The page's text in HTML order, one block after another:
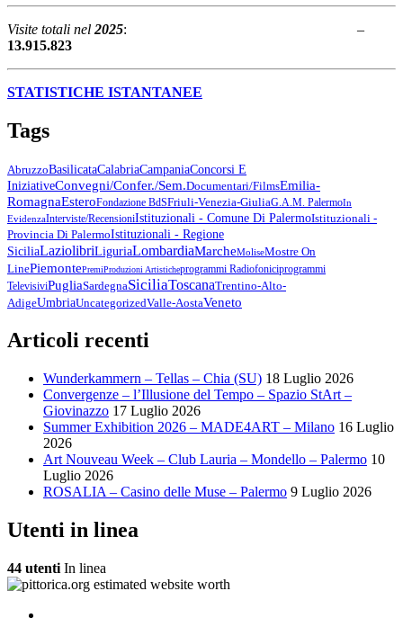
Visite totali nel 2025: –
13.915.823
STATISTICHE ISTANTANEE
Tags
AbruzzoBasilicataCalabriaCampaniaConcorsi E
IniziativeConvegni/Confer./Sem.Documentari/FilmsEmilia-
RomagnaEsteroFondazione BdSFriuli-Venezia-GiuliaG.A.M. PalermoIn
EvidenzaInterviste/RecensioniIstituzionali - Comune Di PalermoIstituzionali -
Provincia Di PalermoIstituzionali - Regione
SiciliaLazioLibriLiguriaLombardiaMarcheMoliseMostre On
LinePiemontePremiProduzioni ArtisticheProgrammi RadiofoniciProgrammi
TelevisiviPugliaSardegnaSiciliaToscanaTrentino-Alto-
AdigeUmbriaUncategorizedValle-AostaVeneto
Articoli recenti
Wunderkammern – Tellas – Chia (SU) 18 Luglio 2026
Convergenze – l’Illusione del Tempo – Spazio StArt –
Giovinazzo 17 Luglio 2026
Summer Exhibition 2026 – MADE4ART – Milano 16 Luglio
2026
Art Nouveau Week – Club Lauria – Mondello – Palermo 10
Luglio 2026
ROSALIA – Casino delle Muse – Palermo 9 Luglio 2026
Utenti in linea
44 utenti In linea